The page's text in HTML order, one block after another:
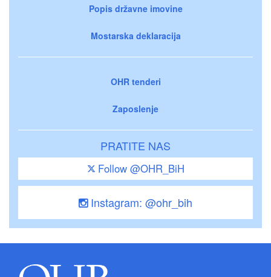
Popis državne imovine
Mostarska deklaracija
OHR tenderi
Zaposlenje
PRATITE NAS
Follow @OHR_BiH
Instagram: @ohr_bih